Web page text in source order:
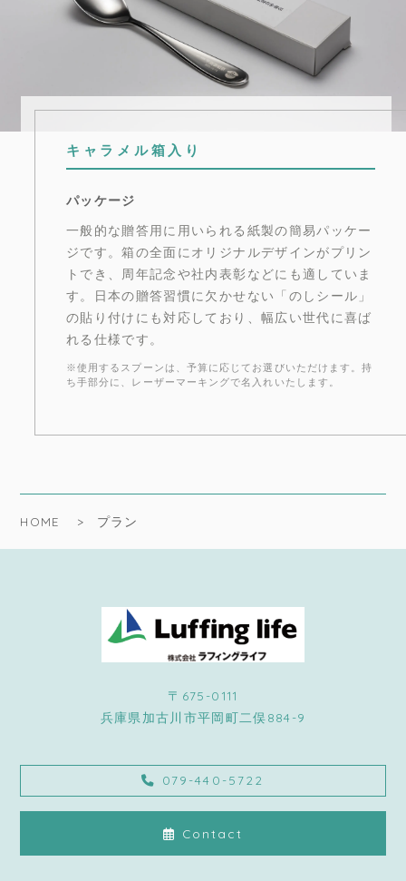
キャラメル箱入り
パッケージ
一般的な贈答用に用いられる紙製の簡易パッケー
ジです。箱の全面にオリジナルデザインがプリン
トでき、周年記念や社内表彰などにも適していま
す。日本の贈答習慣に欠かせない「のしシール」
の貼り付けにも対応しており、幅広い世代に喜ば
れる仕様です。
※使用するスプーンは、予算に応じてお選びいただけます。持
ち手部分に、レーザーマーキングで名入れいたします。
HOME プラン
〒675-0111
兵庫県加古川市平岡町二俣884-9
079-440-5722
Contact